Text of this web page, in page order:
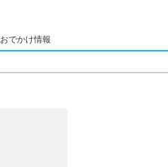
おでかけ情報